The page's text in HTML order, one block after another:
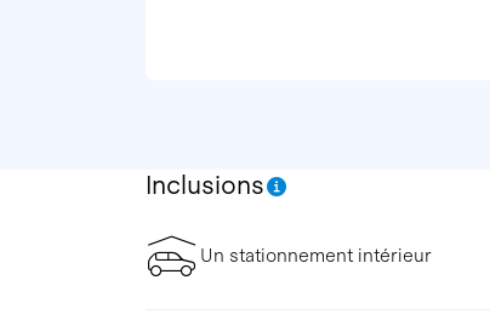
Inclusions
Un stationnement intérieur